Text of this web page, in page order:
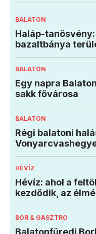
BALATON
Haláp-
bazaltbánya
BALATON
Egy napra
sakk fővárosa
BALATON
Régi balatoni
HÉVÍZ
Hévíz: ahol a
kezdődik, az
BOR & GASZTRO
Balatonfüredi